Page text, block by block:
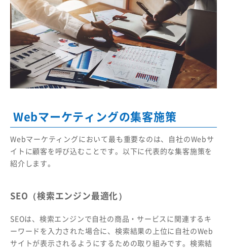
Webマーケティングの集客施策
Webマーケティングにおいて最も重要なのは、自社のWebサ
イトに顧客を呼び込むことです。以下に代表的な集客施策を
紹介します。
SEO（検索エンジン最適化）
SEOは、検索エンジンで自社の商品・サービスに関連するキ
ーワードを入力された場合に、検索結果の上位に自社のWeb
サイトが表示されるようにするための取り組みです。検索結